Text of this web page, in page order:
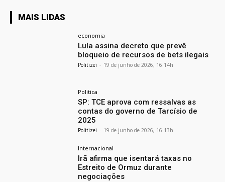
MAIS LIDAS
economia
Lula assina decreto que prevê
bloqueio de recursos de bets ilegais
Politizei - 19 de junho de 2026, 16:14h
Politica
SP: TCE aprova com ressalvas as
contas do governo de Tarcísio de
2025
Politizei - 19 de junho de 2026, 16:13h
Internacional
Irã afirma que isentará taxas no
Estreito de Ormuz durante
negociações